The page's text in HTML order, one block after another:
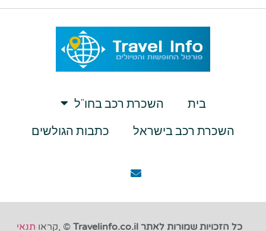
בית
השכרת רכב בחו”ל
השכרת רכב בישראל
כתבות הגולשים
כל הזכויות שמורות לאתר Travelinfo.co.il © ,קראו תנאי